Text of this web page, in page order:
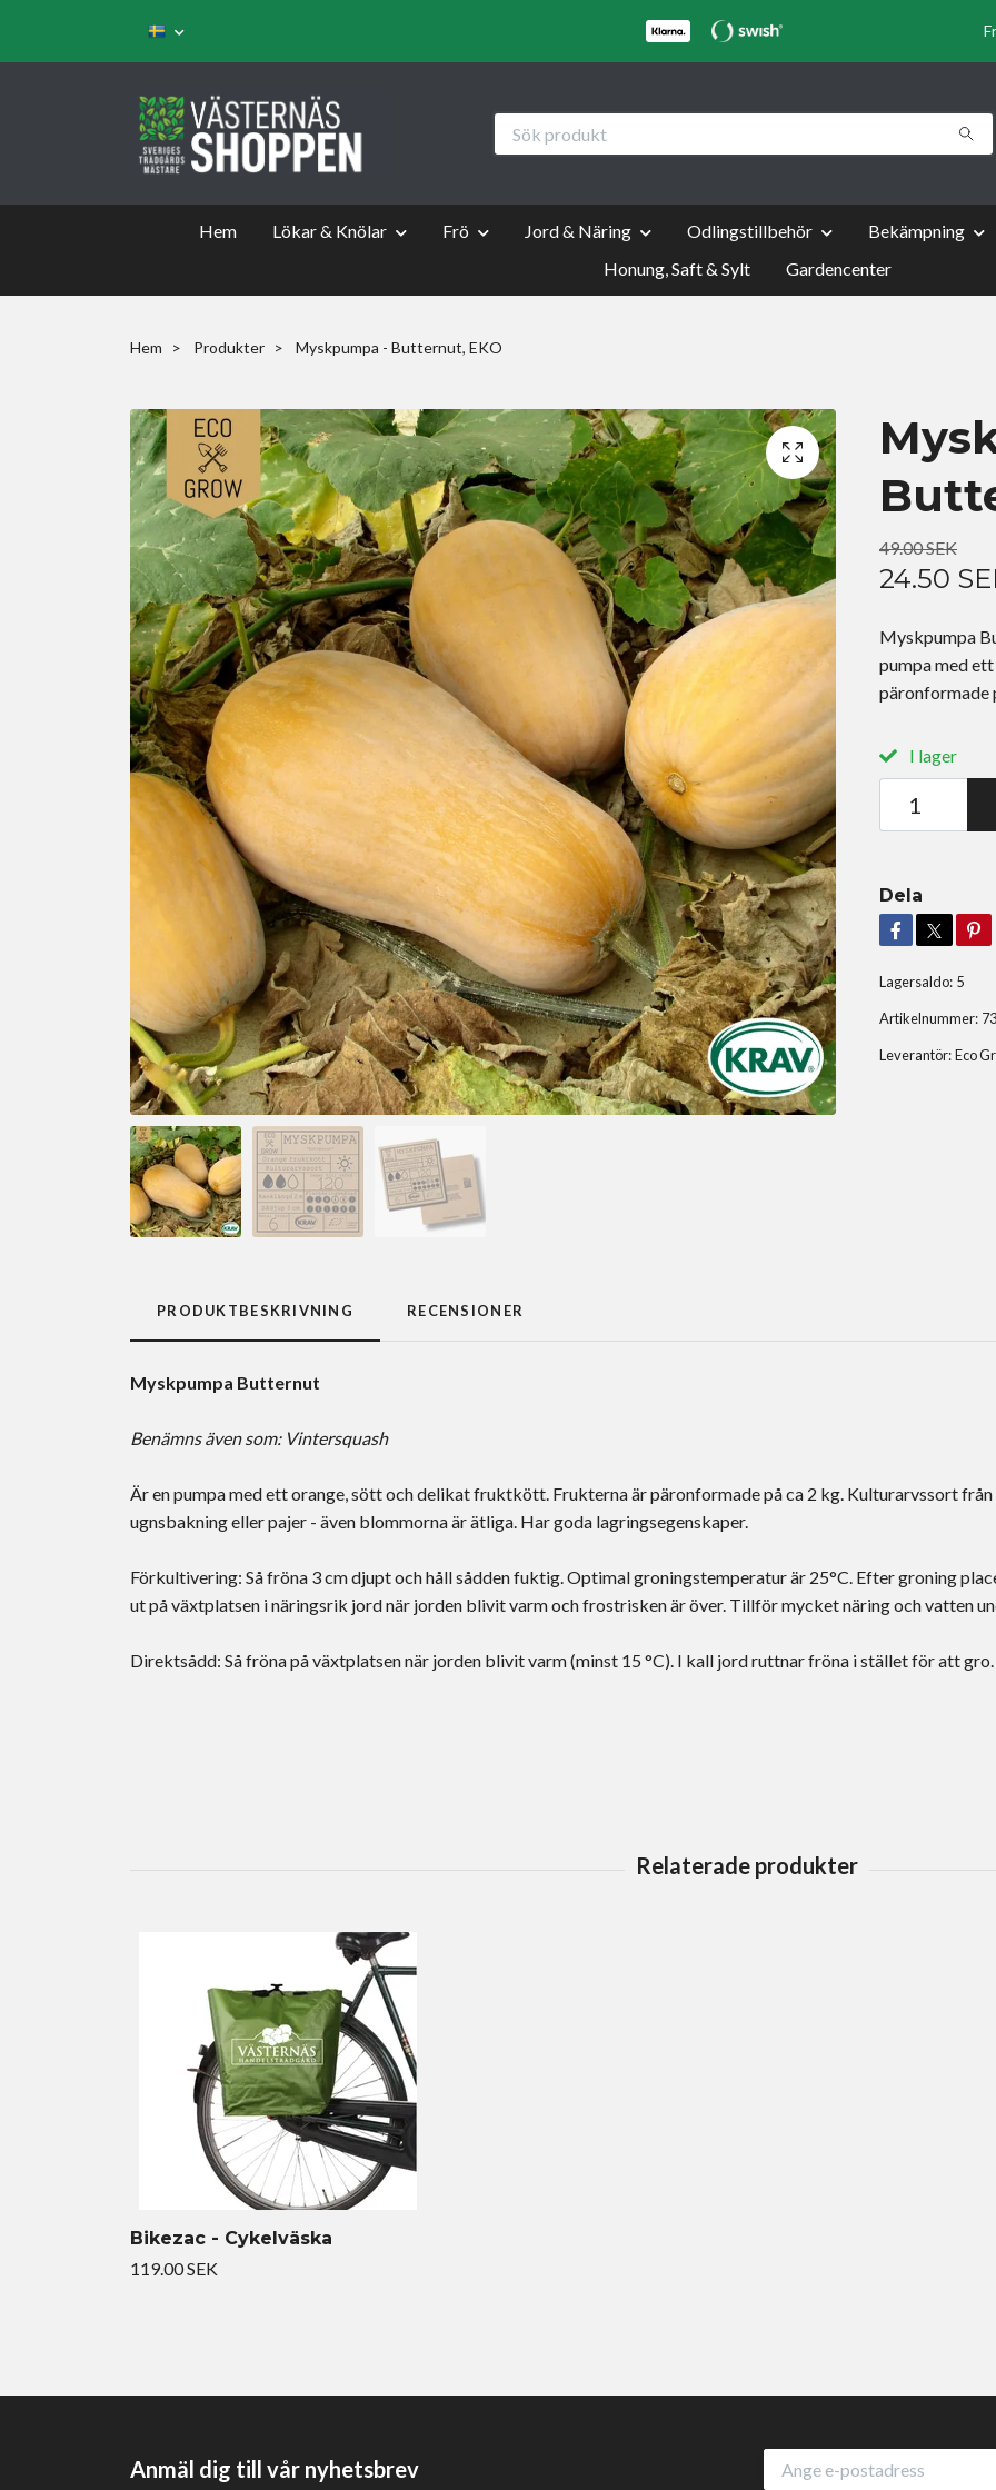
Hem Lökar & Knölar Frö Jord & Näring Odlingstillbehör Bekämpning
Honung, Saft & Sylt
Gardencenter
Hem Produkter Myskpumpa - Butternut, EKO
49.00 SEK
24.50
Myskpumpa
pumpa med
päronformade
I lager
Dela
Lagersaldo: 5
Artikelnummer:
Leverantör:Eco
PRODUKTBESKRIVNING RECENSIONER
Myskpumpa Butternut
Benämns även som: Vintersquash
Är en pumpa med ett orange, sött och delikat fruktkött. Frukterna är päronformade på ca 2 kg. Kulturarvssort
ugnsbakning eller pajer - även blommorna är ätliga. Har goda lagringsegenskaper.
Förkultivering: Så fröna 3 cm djupt och håll sådden fuktig. Optimal groningstemperatur är 25°C. Efter groning
ut på växtplatsen i näringsrik jord när jorden blivit varm och frostrisken är över. Tillför mycket näring och vatten
Direktsådd: Så fröna på växtplatsen när jorden blivit varm (minst 15 °C). I kall jord ruttnar fröna i stället för att gro.
Bikezac - Cykelväska
119.00 SEK
Anmäl dig till vår nyhetsbrev